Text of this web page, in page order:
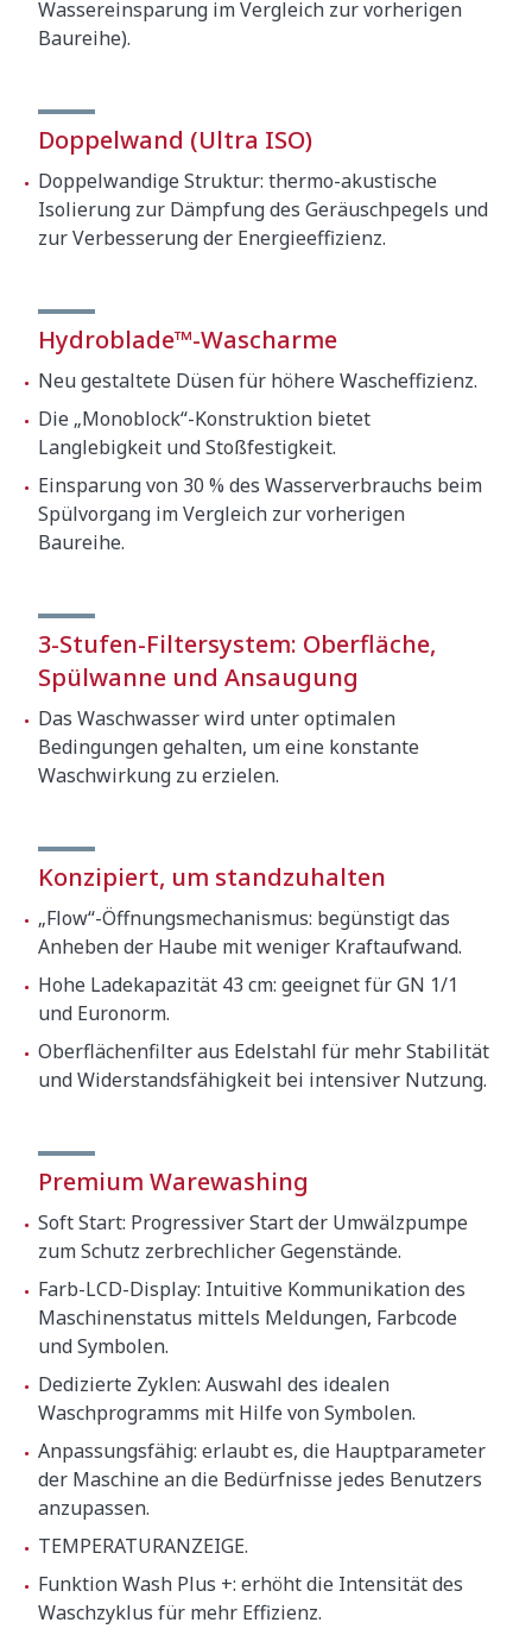
Wassereinsparung im Vergleich zur vorherigen
Baureihe).
Doppelwand (Ultra ISO)
Doppelwandige Struktur: thermo-akustische
Isolierung zur Dämpfung des Geräuschpegels und
zur Verbesserung der Energieeffizienz.
Hydroblade™-Wascharme
Neu gestaltete Düsen für höhere Wascheffizienz.
Die „Monoblock“-Konstruktion bietet
Langlebigkeit und Stoßfestigkeit.
Einsparung von 30 % des Wasserverbrauchs beim
Spülvorgang im Vergleich zur vorherigen
Baureihe.
3-Stufen-Filtersystem: Oberfläche,
Spülwanne und Ansaugung
Das Waschwasser wird unter optimalen
Bedingungen gehalten, um eine konstante
Waschwirkung zu erzielen.
Konzipiert, um standzuhalten
„Flow“-Öffnungsmechanismus: begünstigt das
Anheben der Haube mit weniger Kraftaufwand.
Hohe Ladekapazität 43 cm: geeignet für GN 1/1
und Euronorm.
Oberflächenfilter aus Edelstahl für mehr Stabilität
und Widerstandsfähigkeit bei intensiver Nutzung.
Premium Warewashing
Soft Start: Progressiver Start der Umwälzpumpe
zum Schutz zerbrechlicher Gegenstände.
Farb-LCD-Display: Intuitive Kommunikation des
Maschinenstatus mittels Meldungen, Farbcode
und Symbolen.
Dedizierte Zyklen: Auswahl des idealen
Waschprogramms mit Hilfe von Symbolen.
Anpassungsfähig: erlaubt es, die Hauptparameter
der Maschine an die Bedürfnisse jedes Benutzers
anzupassen.
TEMPERATURANZEIGE.
Funktion Wash Plus +: erhöht die Intensität des
Waschzyklus für mehr Effizienz.